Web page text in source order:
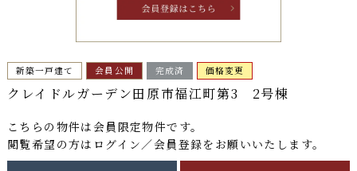
新築一戸建て 会員公開 完成済 価格変更
クレイドルガーデン田原市福江町第3 2号棟
こちらの物件は 会員限定物件です。
閲覧希望の方はログイン／会員登録をお願いいたします。